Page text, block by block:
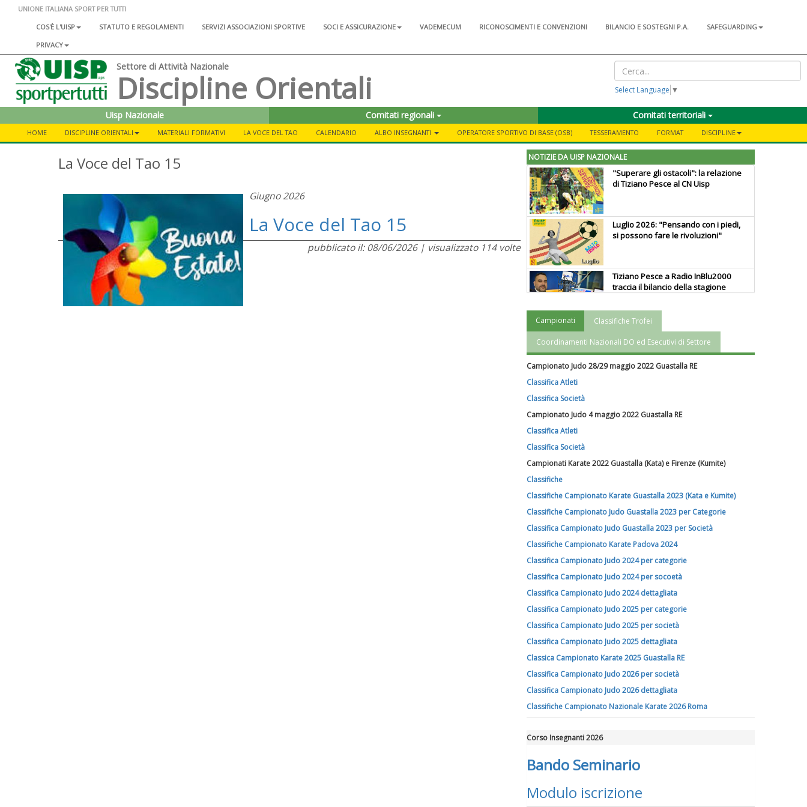
UNIONE ITALIANA SPORT PER TUTTI
COS'È L'UISP
STATUTO E REGOLAMENTI SERVIZI ASSOCIAZIONI SPORTIVE SOCI E ASSICURAZIONE VADEMECUM RICONOSCIMENTI E CONVENZIONI BILANCIO E SOSTEGNI P.A.
SAFEGUARDING
PRIVACY
Settore di Attività Nazionale
Discipline Orientali Select Language ▼
Uisp Nazionale Comitati regionali Comitati territoriali
HOME DISCIPLINE ORIENTALI MATERIALI FORMATIVI LA VOCE DEL TAO CALENDARIO ALBO INSEGNANTI OPERATORE SPORTIVO DI BASE (OSB) TESSERAMENTO FORMAT DISCIPLINE
La Voce del Tao 15
Giugno 2026
La Voce del Tao 15
pubblicato il: 08/06/2026 | visualizzato 114 volte
NOTIZIE DA UISP NAZIONALE
"Superare gli ostacoli": la relazione
di Tiziano Pesce al CN Uisp
Luglio 2026: "Pensando con i piedi,
si possono fare le rivoluzioni"
Tiziano Pesce a Radio InBlu2000
traccia il bilancio della stagione
valorizzi le nostre specificità"
Campionati Classifiche Trofei
Coordinamenti Nazionali DO ed Esecutivi di Settore
Campionato Judo 28/29 maggio 2022 Guastalla RE
Classifica Atleti
Classifica Società
Campionato Judo 4 maggio 2022 Guastalla RE
Classifica Atleti
Classifica Società
Campionati Karate 2022 Guastalla (Kata) e Firenze (Kumite)
Classifiche
Classifiche Campionato Karate Guastalla 2023 (Kata e Kumite)
Classifiche Campionato Judo Guastalla 2023 per Categorie
Classifica Campionato Judo Guastalla 2023 per Società
Classifiche Campionato Karate Padova 2024
Classifica Campionato Judo 2024 per categorie
Classifica Campionato Judo 2024 per socoetà
Classifica Campionato Judo 2024 dettagliata
Classifica Campionato Judo 2025 per categorie
Classifica Campionato Judo 2025 per società
Classifica Campionato Judo 2025 dettagliata
Classica Campionato Karate 2025 Guastalla RE
Classifica Campionato Judo 2026 per società
Classifica Campionato Judo 2026 dettagliata
Classifiche Campionato Nazionale Karate 2026 Roma
Corso Insegnanti 2026
Bando Seminario
Modulo iscrizione